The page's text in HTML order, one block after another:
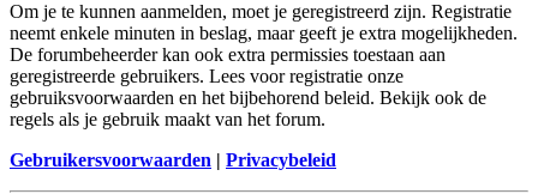
Om je te kunnen aanmelden, moet je geregistreerd zijn. Registratie
neemt enkele minuten in beslag, maar geeft je extra mogelijkheden.
De forumbeheerder kan ook extra permissies toestaan aan
geregistreerde gebruikers. Lees voor registratie onze
gebruiksvoorwaarden en het bijbehorend beleid. Bekijk ook de
regels als je gebruik maakt van het forum.
Gebruikersvoorwaarden | Privacybeleid